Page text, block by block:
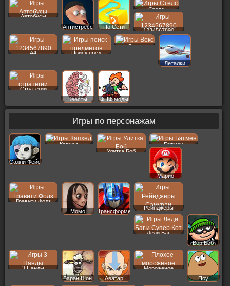
Автобусы
Антистресс
По Сети
Стелс
1234567890
A4 Поиск пред
Векс
Леталки
Стратегии
Квесты
ФНФ моды
Игры по персонажам
Салли Фейс
Капхед
Улитка Боб
Бэтмен
Марио
Гравити Фолз
Момо
Трансформеры
Рейнджеры
Леди Баг
Вор Боб
3 Панды
Баран Шон
Аватар
Мороженое
Поу